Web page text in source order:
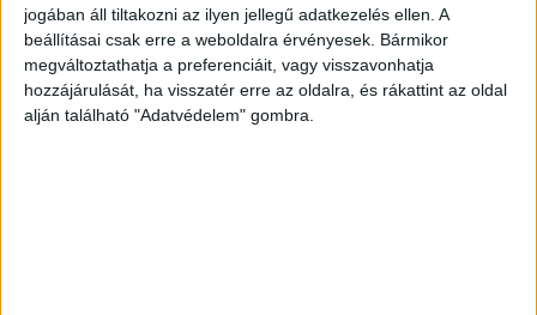
jogában áll tiltakozni az ilyen jellegű adatkezelés ellen. A
beállításai csak erre a weboldalra érvényesek. Bármikor
megváltoztathatja a preferenciáit, vagy visszavonhatja
hozzájárulását, ha visszatér erre az oldalra, és rákattint az oldal
alján található "Adatvédelem" gombra.
álló környékről.
750 millió forintért hirdetik az
interneten